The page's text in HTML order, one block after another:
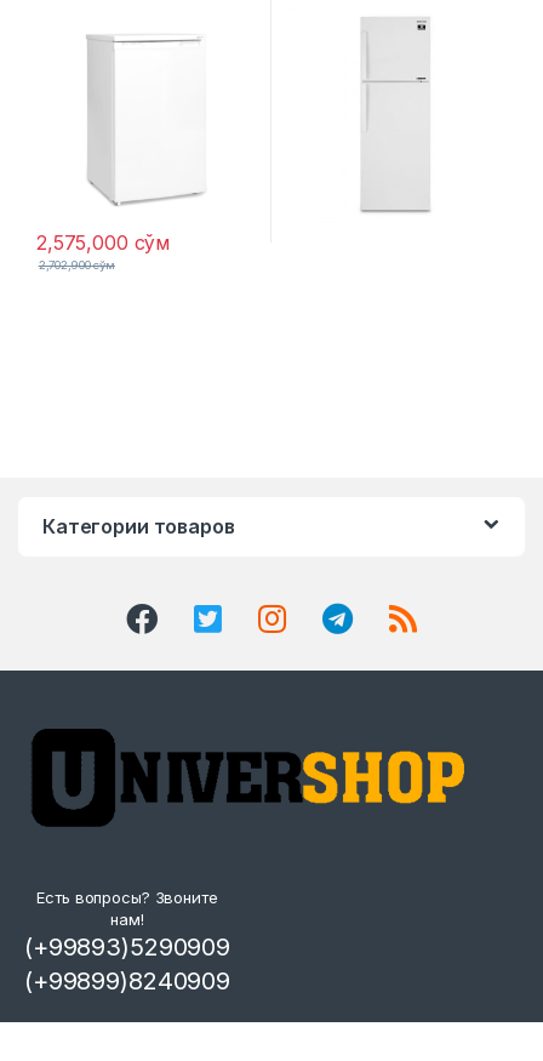
2,575,000 сўм
2,702,900сўм
Категории товаров
Есть вопросы? Звоните
нам!
(+99893)5290909
(+99899)8240909